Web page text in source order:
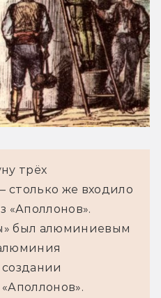
трёх
столько же входило
«Аполлонов».
был алюминиевым